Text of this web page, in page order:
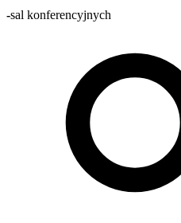
-sal konferencyjnych